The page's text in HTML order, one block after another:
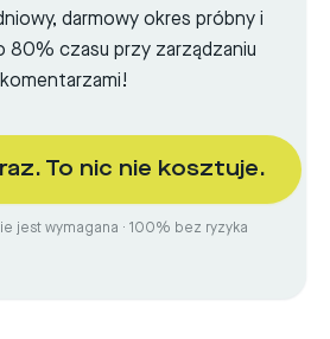
darmowy okres próbny i
80% czasu przy zarządzaniu
komentarzami!
To nic nie kosztuje.
jest wymagana · 100% bez ryzyka